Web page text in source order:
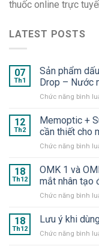
thuốc online trực
LATEST POSTS
07
Th1
Sản phẩm
Drop – Nước
Chức năng bình
12
Th2
Memoptic +
cần thiết cho
Chức năng bình
18
Th12
OMK 1 và
mắt nhân tạo
Chức năng bình
18
Th12
Lưu ý khi
Chức năng bình